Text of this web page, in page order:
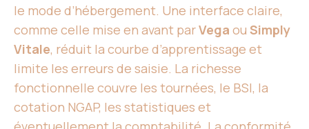
le mode d’hébergement. Une interface claire,
comme celle mise en avant parVega ou Simply
Vitale, réduit la courbe d’apprentissage et
limite les erreurs de saisie. La richesse
fonctionnelle couvre les tournées, le BSI, la
cotation NGAP, les statistiques et